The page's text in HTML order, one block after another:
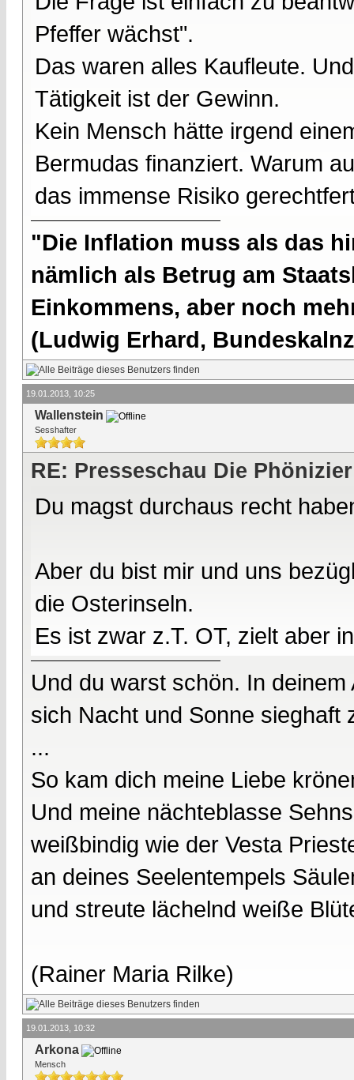
Pfeffer wächst".
Das waren alles Kaufleute.
Tätigkeit ist der Gewinn.
Kein Mensch hätte irgend
Bermudas finanziert. Warum
das immense Risiko
"Die Inflation muss als das
nämlich als Betrug am
Einkommens, aber noch
(Ludwig Erhard,
19.01.2013, 10:25
Wallenstein
Sesshafter
RE: Presseschau Die
Du magst durchaus recht
Aber du bist mir und uns
die Osterinseln.
Es ist zwar z.T. OT, zielt aber
Und du warst schön. In deinem
sich Nacht und Sonne sieghaft
...
So kam dich meine Liebe
Und meine nächteblasse
weißbindig wie der Vesta
an deines Seelentempels
und streute lächelnd weiße
(Rainer Maria Rilke)
19.01.2013, 10:32
Arkona
Mensch